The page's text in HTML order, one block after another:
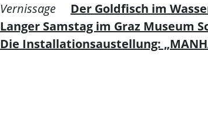
Vernissage Der Goldfisch im
Langer Samstag im Graz Museum
Die Installationsaustellung: